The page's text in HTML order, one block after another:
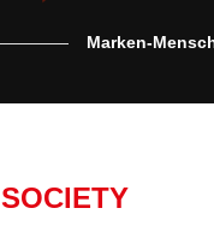
Marken-